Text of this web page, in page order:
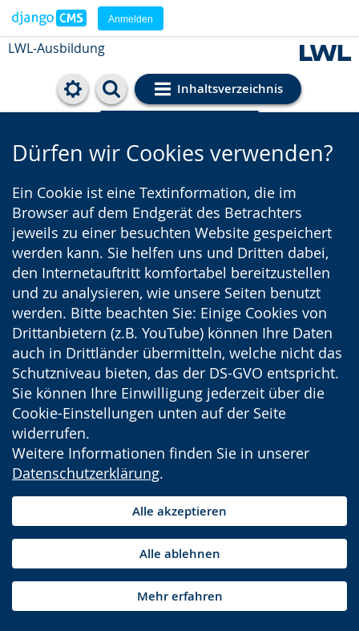
Anmelden
LWL-Ausbildung
Inhaltsverzeichnis
Cookie-Einstellungen
Dürfen wir Cookies verwenden?
Ein Cookie ist eine Textinformation, die im
Browser auf dem Endgerät des Betrachters
jeweils zu einer besuchten Website gespeichert
werden kann. Sie helfen uns und Dritten dabei,
den Internetauftritt komfortabel bereitzustellen
und zu analysieren, wie unsere Seiten benutzt
werden. Bitte beachten Sie: Einige Cookies von
Drittanbietern (z.B. YouTube) können Ihre Daten
auch in Drittländer übermitteln, welche nicht das
Schutzniveau bieten, das der DS-GVO entspricht.
Sie können Ihre Einwilligung jederzeit über die
Cookie-Einstellungen unten auf der Seite
widerrufen.
Weitere Informationen finden Sie in unserer
Datenschutzerklärung.
Alle akzeptieren
Alle ablehnen
Mehr erfahren